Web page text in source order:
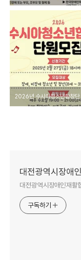
2026년 수시아청소년합창단
대전광역시장애
대전광역시장애인재활
구독하기